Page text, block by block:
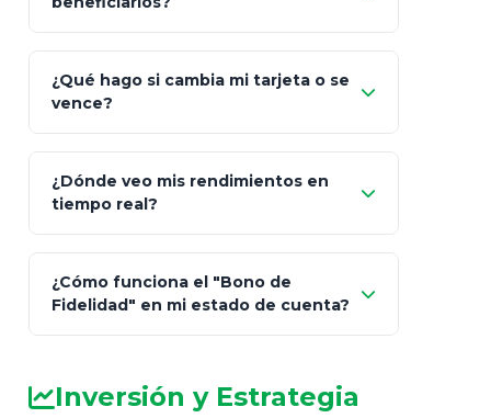
¿Qué hago si cambia mi tarjeta o se
vence?
"Link
de Cobro Seguro"
¿Dónde veo mis rendimientos en
tiempo real?
¿Cómo funciona el "Bono de
Fidelidad" en mi estado de cuenta?
Inversión y Estrategia